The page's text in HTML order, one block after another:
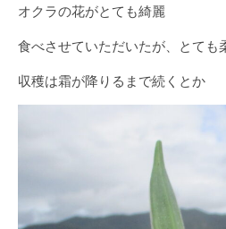
オクラの花がとても綺麗
食べさせていただいたが、とても
収穫は霜が降りるまで続くとか